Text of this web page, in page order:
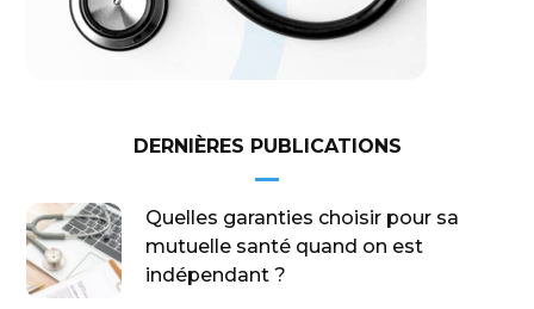
DERNIÈRES PUBLICATIONS
Quelles garanties choisir pour sa
mutuelle santé quand on est
indépendant ?